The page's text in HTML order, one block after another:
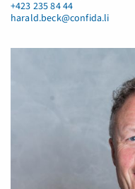
+423 235 84 44
harald.beck@confida.li